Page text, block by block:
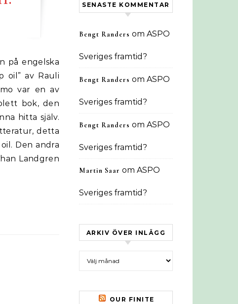
oil” av Rauli
var en av
bok, den
hitta själv.
detta
Den andra
Landgren
SENASTE KOMMENTAR
Bengt Randers om ASPO
Sveriges framtid?
Bengt Randers om ASPO
Sveriges framtid?
Bengt Randers om ASPO
Sveriges framtid?
Martin Saar om ASPO
Sveriges framtid?
ARKIV ÖVER INLÄGG
OUR FINITE